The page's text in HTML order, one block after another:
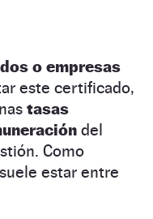
o empresas
este certificado,
tasas
del
Como
estar entre